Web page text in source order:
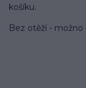
košíku.
Bez otěží - možno